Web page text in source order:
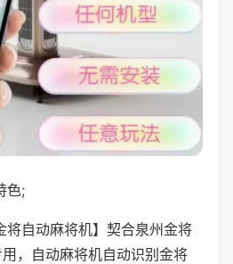
色;
将自动麻将机】契合泉州金将
，自动麻将机自动识别金将